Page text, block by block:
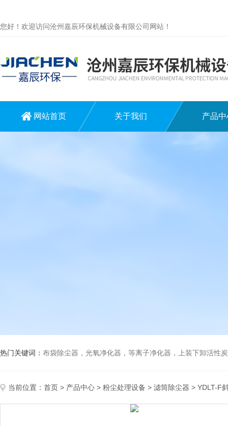
您好！欢迎访问沧州嘉辰环保机械设备有限公司网站！
网站首页 关于我们 产品中
热门关键词： 布袋除尘器，光氧净化器，等离子净化器，上装下卸活性炭吸附箱，打磨除尘
当前位置： 首页 > 产品中心 > 粉尘处理设备 > 滤筒除尘器 > YDLT-F